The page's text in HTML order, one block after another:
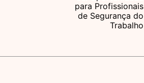
para Profissionais
de Segurança do
Trabalho